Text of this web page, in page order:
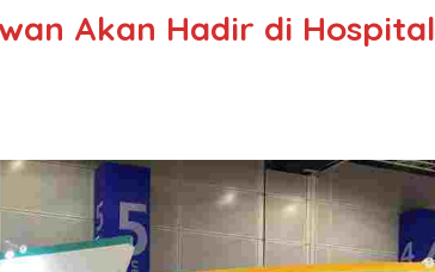
Akan Hadir di Hospital